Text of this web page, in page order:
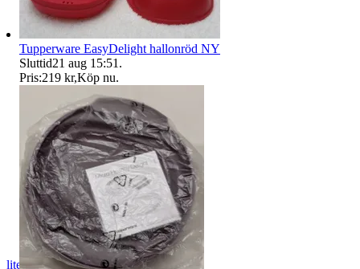
liteware2016
Tupperware EasyDelight hallonröd NY
Sluttid21 aug 15:51 .
Pris:219 kr,Köp nu.